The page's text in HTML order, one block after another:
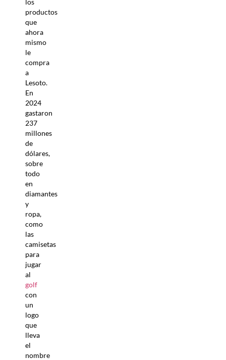
productos
que
ahora
mismo
le
compra
a
Lesoto.
En
2024
gastaron
237
millones
de
dólares,
sobre
todo
en
diamantes
y
ropa,
como
las
camisetas
para
jugar
al
golf
con
un
logo
que
lleva
el
nombre